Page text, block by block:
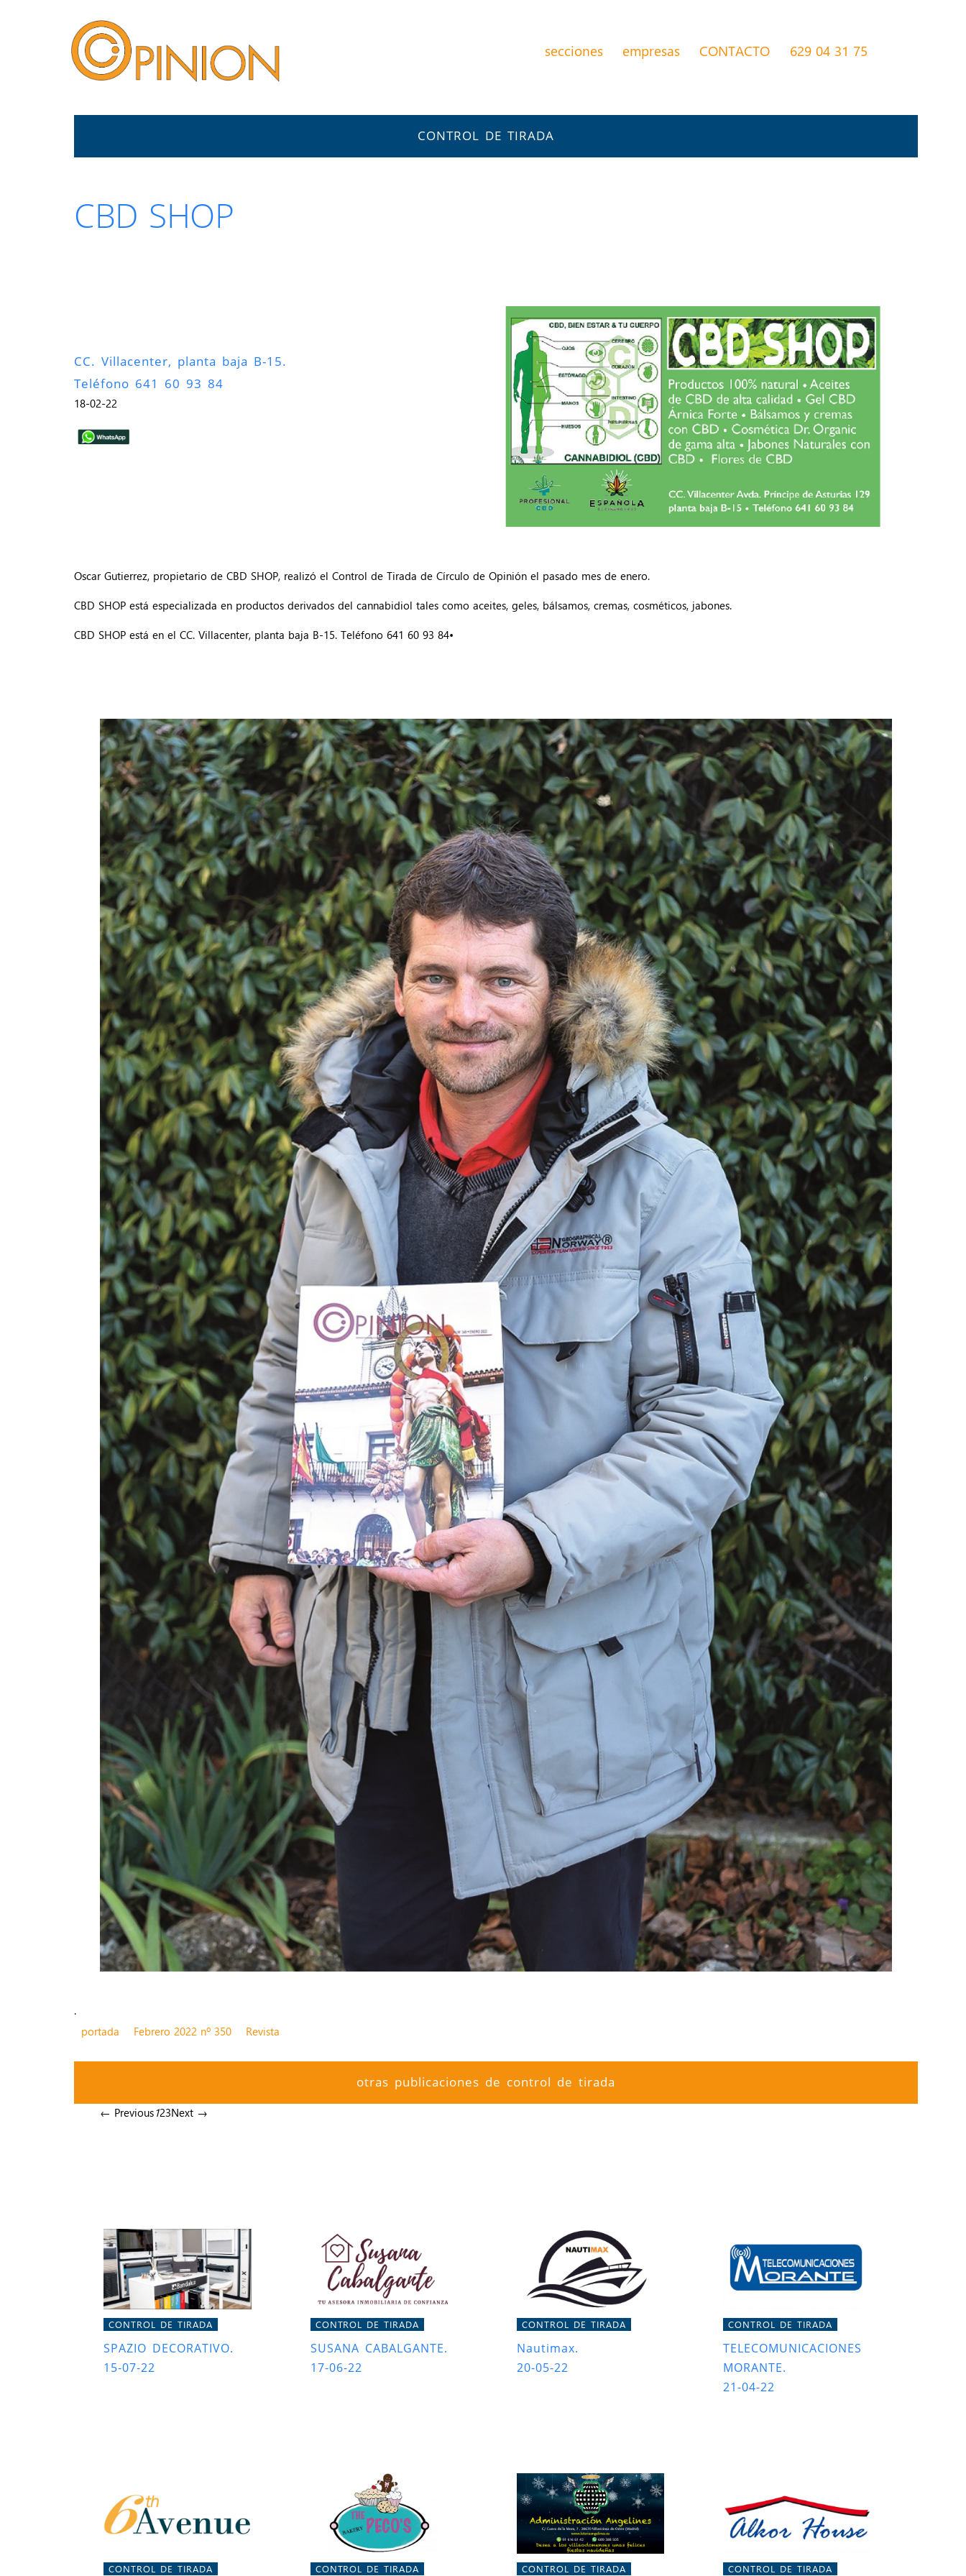
secciones empresas CONTACTO 629 04 31 75
CONTROL DE TIRADA
CBD SHOP
CC. Villacenter, planta baja B-15.
Teléfono 641 60 93 84
18-02-22
Oscar Gutierrez, propietario de CBD SHOP, realizó el Control de Tirada de Círculo de Opinión el pasado mes de enero.
CBD SHOP está especializada en productos derivados del cannabidiol tales como aceites, geles, bálsamos, cremas, cosméticos, jabones.
CBD SHOP está en el CC. Villacenter, planta baja B-15. Teléfono 641 60 93 84•
.
portada
Febrero 2022 nº 350 Revista
otras publicaciones de control de tirada
← Previous123Next →
CONTROL DE TIRADA
SPAZIO DECORATIVO.
15-07-22
CONTROL DE TIRADA
SUSANA CABALGANTE.
17-06-22
CONTROL DE TIRADA
Nautimax.
20-05-22
CONTROL DE TIRADA
TELECOMUNICACIONES
MORANTE.
21-04-22
CONTROL DE TIRADA CONTROL DE TIRADA CONTROL DE TIRADA CONTROL DE TIRADA